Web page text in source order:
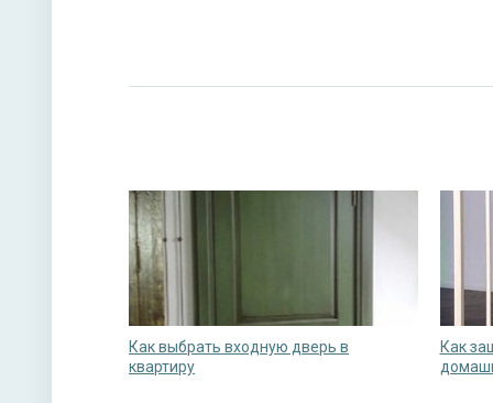
Как выбрать входную дверь в
квартиру
Как